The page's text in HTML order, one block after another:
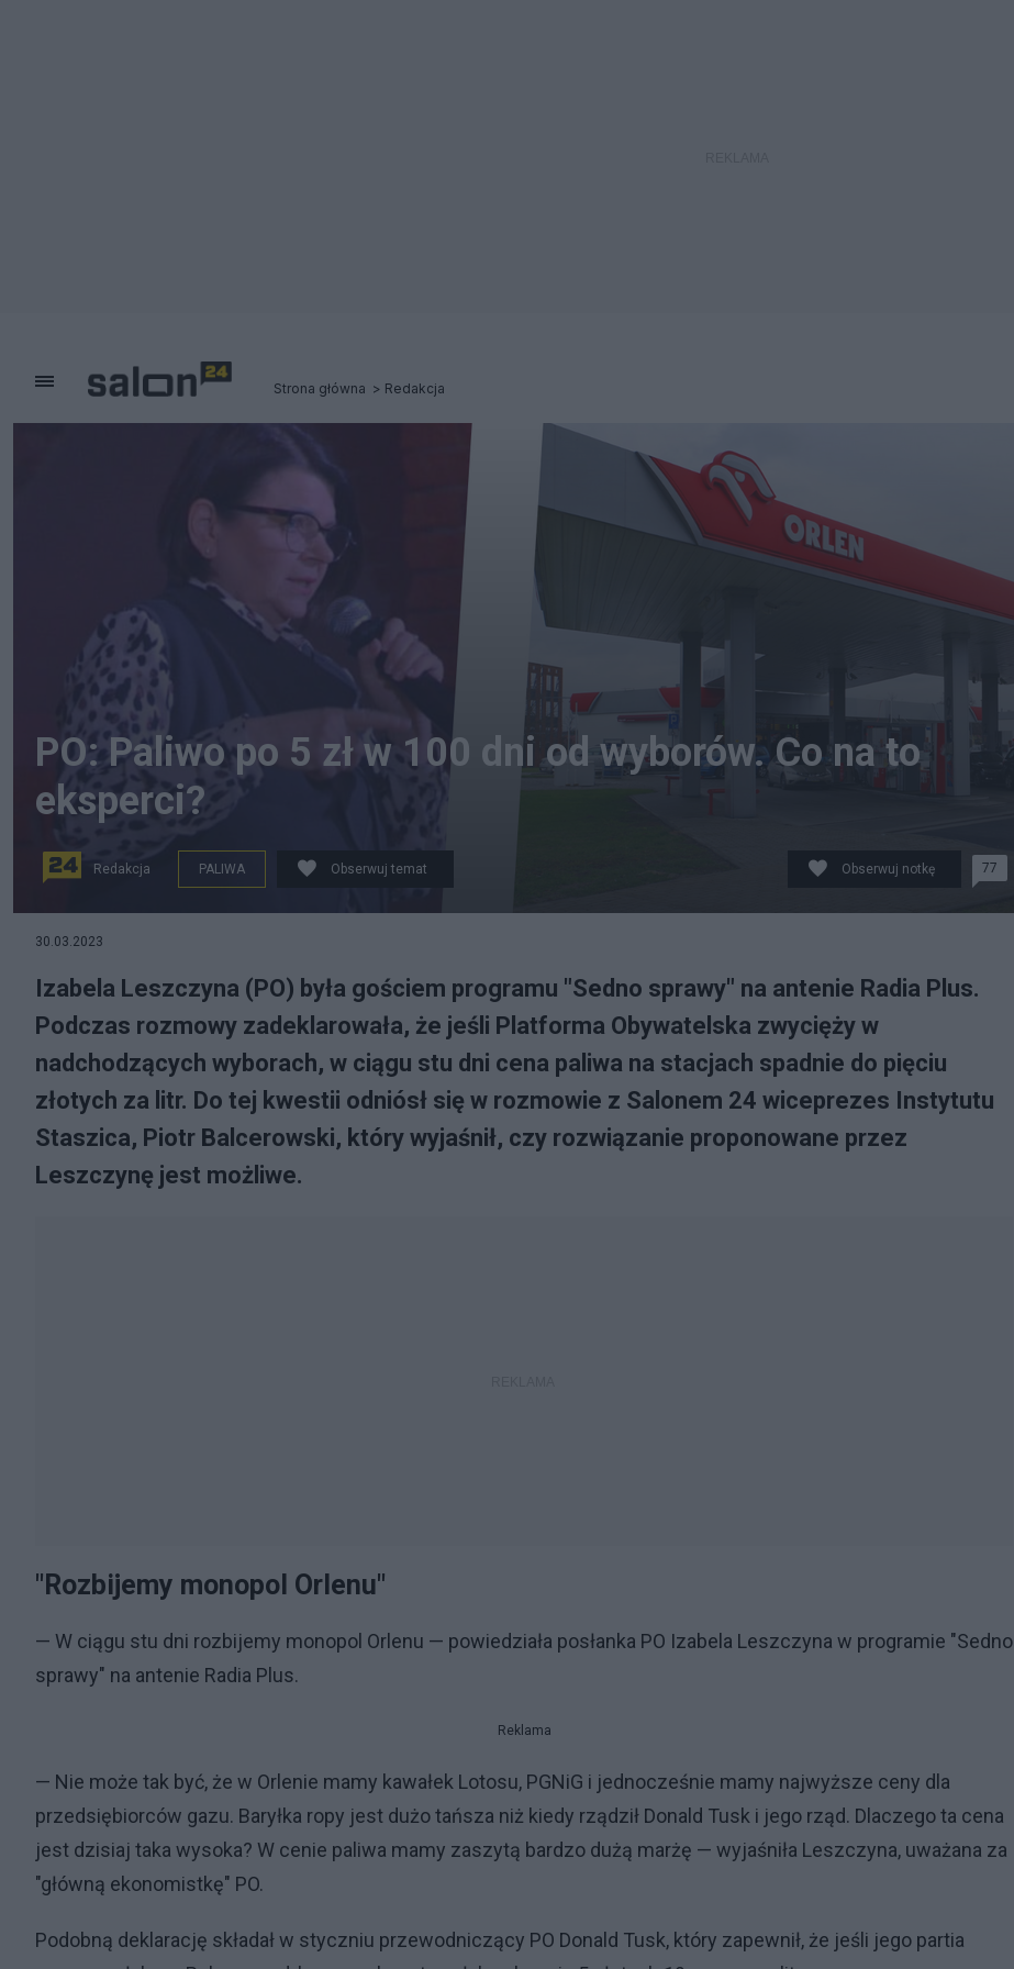
Strona główna Redakcja
PO: Paliwo po 5 zł w 100 dni od wyborów. Co na to
eksperci?
Redakcja PALIWA Obserwuj temat Obserwuj notkę 77
30.03.2023
Izabela Leszczyna (PO) była gościem programu "Sedno sprawy" na antenie Radia Plus.
Podczas rozmowy zadeklarowała, że jeśli Platforma Obywatelska zwycięży w
nadchodzących wyborach, w ciągu stu dni cena paliwa na stacjach spadnie do pięciu
złotych za litr. Do tej kwestii odniósł się w rozmowie z Salonem 24 wiceprezes Instytutu
Staszica, Piotr Balcerowski, który wyjaśnił, czy rozwiązanie proponowane przez
Leszczynę jest możliwe.
"Rozbijemy monopol Orlenu"
— W ciągu stu dni rozbijemy monopol Orlenu — powiedziała posłanka PO Izabela Leszczyna w programie "Sedno
sprawy" na antenie Radia Plus.
Reklama
— Nie może tak być, że w Orlenie mamy kawałek Lotosu, PGNiG i jednocześnie mamy najwyższe ceny dla
przedsiębiorców gazu. Baryłka ropy jest dużo tańsza niż kiedy rządził Donald Tusk i jego rząd. Dlaczego ta cena
jest dzisiaj taka wysoka? W cenie paliwa mamy zaszytą bardzo dużą marżę — wyjaśniła Leszczyna, uważana za
"główną ekonomistkę" PO.
Podobną deklarację składał w styczniu przewodniczący PO Donald Tusk, który zapewnił, że jeśli jego partia